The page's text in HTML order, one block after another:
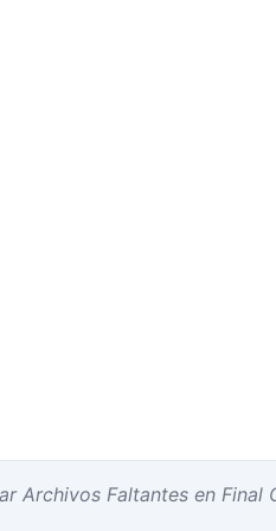
Archivos Faltantes en Final